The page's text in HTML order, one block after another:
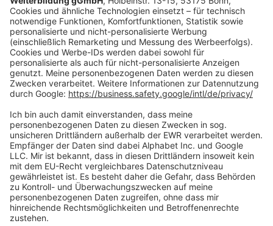
Vertrag widerrufen
Zahlungsarten
Social Media
Oft Gesucht